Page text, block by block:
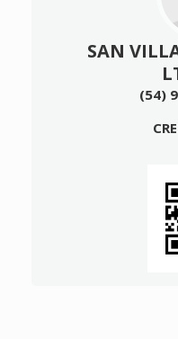
SAN
(54)